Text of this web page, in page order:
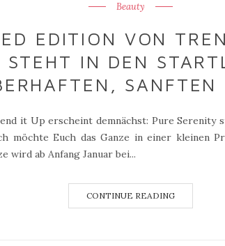
Beauty
EDITION VON
STEHT IN DEN
SANFTEN
it Up erscheint demnächst: Pure
möchte Euch das Ganze in einer kleinen
wird ab Anfang Januar bei...
CONTINUE READING